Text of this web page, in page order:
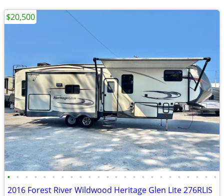
• • • • • • • • • • • • • • • • • • • • • • • •
2016 Forest River Wildwood Heritage Glen Lite 276RLIS
$20,500